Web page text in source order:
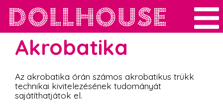
Akrobatika
Az akrobatika órán számos akrobatikus trükk
technikai kivitelezésének tudományát
sajátíthatjátok el.